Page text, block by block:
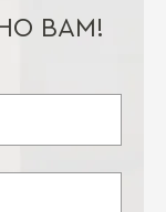
ВАМ!